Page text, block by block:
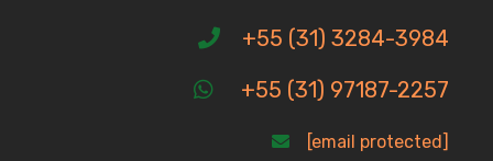
+55 (31) 3284-3984
+55 (31) 97187-2257
[email protected]